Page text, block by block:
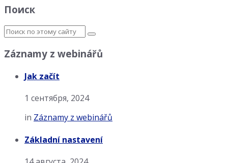
Поиск
Záznamy z webinářů
Jak začít
1 сентября, 2024
in Záznamy z webinářů
Základní nastavení